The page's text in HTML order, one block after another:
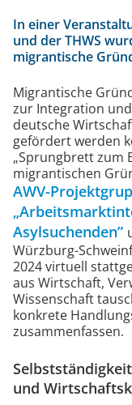
In einer
und der THWS
migrantische
Migrantische
zur Integration
deutsche
gefördert werden
„Sprungbrett zum
migrantischen
AWV-
Asylsuchenden”
Würzburg-
2024 virtuell
aus Wirtschaft,
Wissenschaft
konkrete
zusammenfassen.
und